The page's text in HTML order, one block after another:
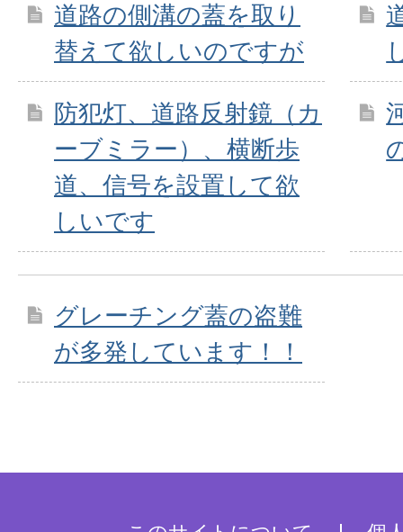
道路の側溝の蓋を取り
替えて欲しいのですが
防犯灯、道路反射鏡（カ
ーブミラー）、横断歩
道、信号を設置して欲
しいです
グレーチング蓋の盗難
が多発しています！！